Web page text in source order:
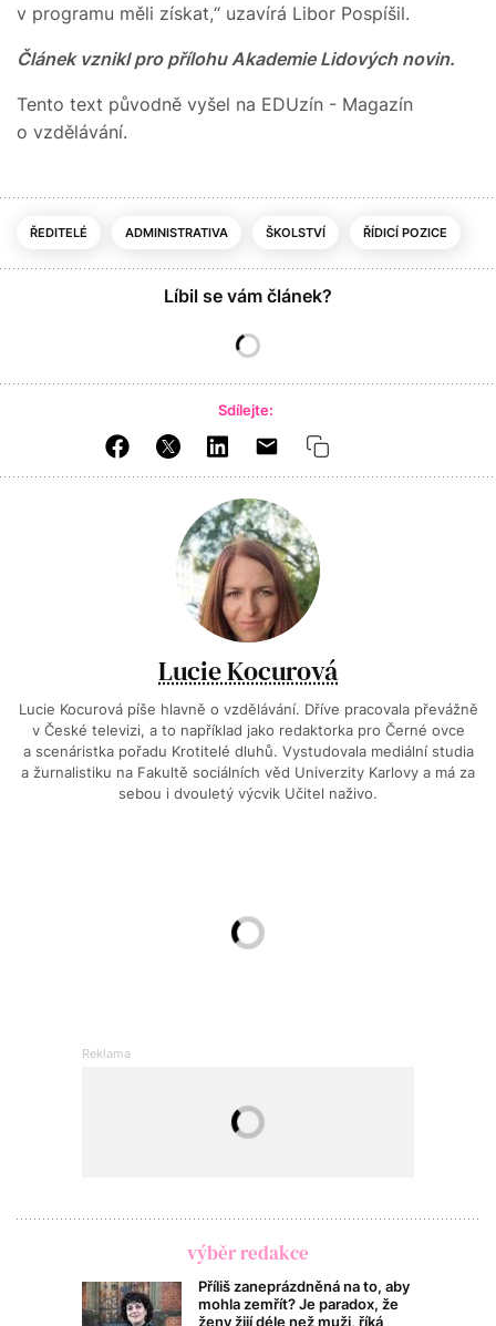
v programu měli získat,“ uzavírá Libor Pospíšil.
Článek vznikl pro přílohu Akademie Lidových novin.
Tento text původně vyšel na EDUzín - Magazín
o vzdělávání.
ŘEDITELÉ ADMINISTRATIVA ŠKOLSTVÍ ŘÍDICÍ POZICE
Líbil se vám článek?
Sdílejte:
Lucie Kocurová
Lucie Kocurová píše hlavně o vzdělávání. Dříve pracovala převážně
v České televizi, a to například jako redaktorka pro Černé ovce
a scenáristka pořadu Krotitelé dluhů. Vystudovala mediální studia
a žurnalistiku na Fakultě sociálních věd Univerzity Karlovy a má za
sebou i dvouletý výcvik Učitel naživo.
výběr redakce
Příliš zaneprázdněná na to, aby
mohla zemřít? Je paradox, že
ženy žijí déle než muži, říká